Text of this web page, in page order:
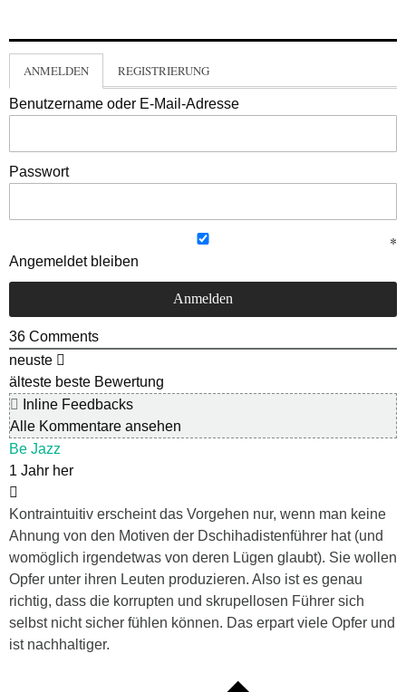
ANMELDEN REGISTRIERUNG
Benutzername oder E-Mail-Adresse
Passwort
Angemeldet bleiben
36 Comments
neuste
älteste beste Bewertung
Inline Feedbacks
Alle Kommentare ansehen
Be Jazz
1 Jahr her
Kontraintuitiv erscheint das Vorgehen nur, wenn man keine
Ahnung von den Motiven der Dschihadistenführer hat (und
womöglich irgendetwas von deren Lügen glaubt). Sie wollen
Opfer unter ihren Leuten produzieren. Also ist es genau
richtig, dass die korrupten und skrupellosen Führer sich
selbst nicht sicher fühlen können. Das erpart viele Opfer und
ist nachhaltiger.